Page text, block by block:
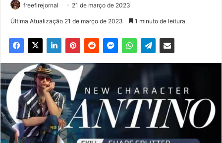
freefirejornal 21 de março de 2023
Última Atualização 21 de março de 2023 1 minuto de leitura